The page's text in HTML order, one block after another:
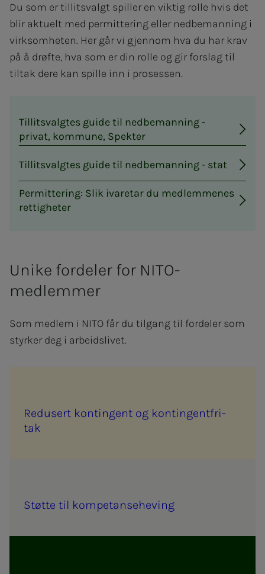
Du som er tillitsvalgt spiller en viktig rolle hvis det
blir aktuelt med permittering eller nedbemanning i
virksomheten. Her går vi gjennom hva du har krav
på å drøfte, hva som er din rolle og gir forslag til
tiltak dere kan spille inn i prosessen.
Tillitsvalgtes guide til nedbemanning -
privat, kommune, Spekter
Tillitsvalgtes guide til nedbemanning - stat
Permittering: Slik ivaretar du medlemmenes
rettigheter
Unike fordeler for NITO-
medlemmer
Som medlem i NITO får du tilgang til fordeler som
styrker deg i arbeidslivet.
Re­­­du­­­sert kon­­­tin­­­gent og kon­­­tin­­­gen­t­fri­­­
tak
Støt­­­te til kom­­­pe­tan­­se­he­ving